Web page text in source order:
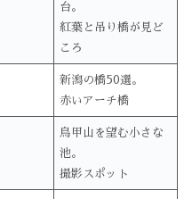
台。
紅葉と吊り橋が見ど
ころ
新潟の橋50選。
赤いアーチ橋
鳥甲山を望む小さな
池。
撮影スポット